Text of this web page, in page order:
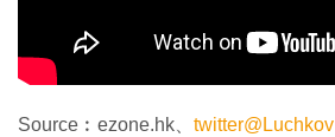
Source︰ezone.hk、 twitter@Luchkov